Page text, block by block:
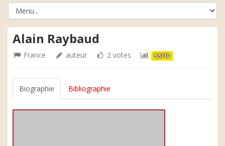
Alain Raybaud
France auteur 2 votes 5.5/10
Biographie Bibliographie